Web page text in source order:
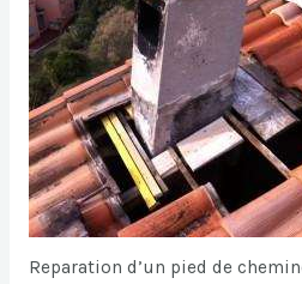
Reparation d’un pied de